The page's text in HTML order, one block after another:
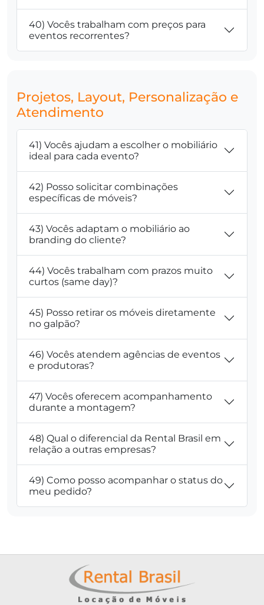
40) Vocês trabalham com preços para
eventos recorrentes?
Projetos, Layout, Personalização e
Atendimento
41) Vocês ajudam a escolher o mobiliário
ideal para cada evento?
42) Posso solicitar combinações
específicas de móveis?
43) Vocês adaptam o mobiliário ao
branding do cliente?
44) Vocês trabalham com prazos muito
curtos (same day)?
45) Posso retirar os móveis diretamente
no galpão?
46) Vocês atendem agências de eventos
e produtoras?
47) Vocês oferecem acompanhamento
durante a montagem?
48) Qual o diferencial da Rental Brasil em
relação a outras empresas?
49) Como posso acompanhar o status do
meu pedido?